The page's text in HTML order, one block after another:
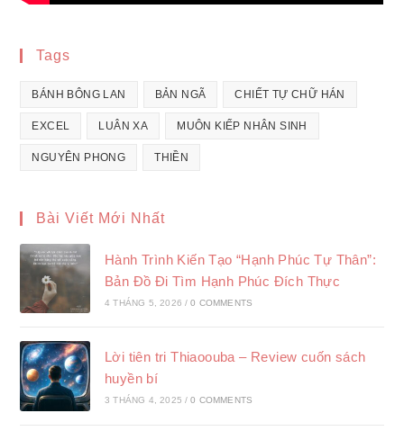
Tags
BÁNH BÔNG LAN BẢN NGÃ CHIẾT TỰ CHỮ HÁN
EXCEL LUÂN XA MUÔN KIẾP NHÂN SINH
NGUYÊN PHONG THIỀN
Bài Viết Mới Nhất
Hành Trình Kiến Tạo “Hạnh Phúc Tự Thân”:
Bản Đồ Đi Tìm Hạnh Phúc Đích Thực
4 THÁNG 5, 2026 / 0 COMMENTS
Lời tiên tri Thiaoouba – Review cuốn sách
huyền bí
3 THÁNG 4, 2025 / 0 COMMENTS